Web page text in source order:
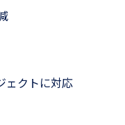
ェクトに対応